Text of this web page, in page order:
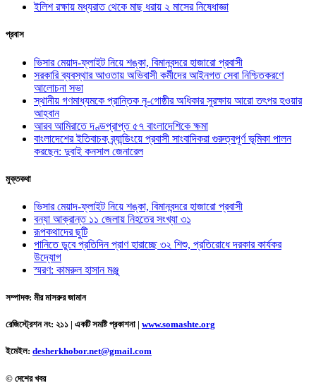
ইলিশ রক্ষায় মধ্যরাত থেকে মাছ ধরায় ২ মাসের নিষেধাজ্ঞা
প্রবাস
ভিসার মেয়াদ-ফ্লাইট নিয়ে শঙ্কা, বিমানবন্দরে হাজারো প্রবাসী
সরকারি ব্যবস্থার আওতায় অভিবাসী কর্মীদের আইনগত সেবা নিশ্চিতকরণে
আলোচনা সভা
স্থানীয় গণমাধ্যমকে প্রান্তিক নৃ-গোষ্ঠীর অধিকার সুরক্ষায় আরো তৎপর হওয়ার
আহ্বান
আরব আমিরাতে দণ্ডপ্রাপ্ত ৫৭ বাংলাদেশিকে ক্ষমা
বাংলাদেশের ইতিবাচক ব্র্যান্ডিংয়ে প্রবাসী সাংবাদিকরা গুরুত্বপূর্ণ ভূমিকা পালন
করছেন: দুবাই কনসাল জেনারেল
মুক্তকথা
ভিসার মেয়াদ-ফ্লাইট নিয়ে শঙ্কা, বিমানবন্দরে হাজারো প্রবাসী
বন্যা আক্রান্ত ১১ জেলায় নিহতের সংখ্যা ৩১
রূপকথাদের ছুটি
পানিতে ডুবে প্রতিদিন প্রাণ হারাচ্ছে ৩২ শিশু, প্রতিরোধে দরকার কার্যকর
উদ্যোগ
স্মরণ: কামরুল হাসান মঞ্জু
সম্পাদক: মীর মাসরুর জামান
রেজিস্ট্রেশন নং: ২১১ | একটি সমষ্টি প্রকাশনা | www.somashte.org
ইমেইল: desherkhobor.net@gmail.com
© দেশের খবর